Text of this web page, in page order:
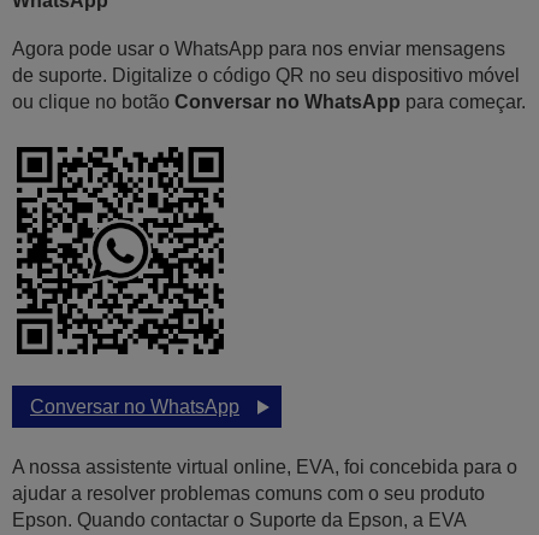
Agora pode usar o WhatsApp para nos enviar mensagens
de suporte. Digitalize o código QR no seu dispositivo móvel
ou clique no botão Conversar no WhatsApp para começar.
Conversar no WhatsApp
A nossa assistente virtual online, EVA, foi concebida para o
ajudar a resolver problemas comuns com o seu produto
Epson. Quando contactar o Suporte da Epson, a EVA